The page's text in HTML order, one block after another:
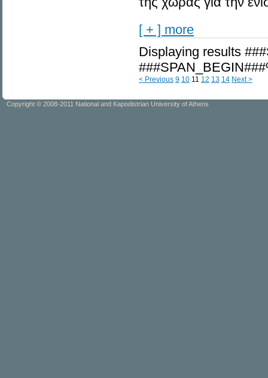
[ + ] more
Displaying results
< Previous 9 10 11 12 13 14 Next >
Copyright © 2008-2011 National and Kapodistrian University of Athens